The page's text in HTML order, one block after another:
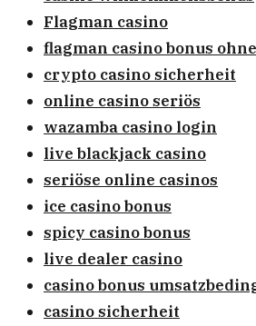
Flagman casino
flagman casino bonus
crypto casino sicherheit
online casino seriös
wazamba casino login
live blackjack casino
seriöse online casinos
ice casino bonus
spicy casino bonus
live dealer casino
casino bonus
casino sicherheit